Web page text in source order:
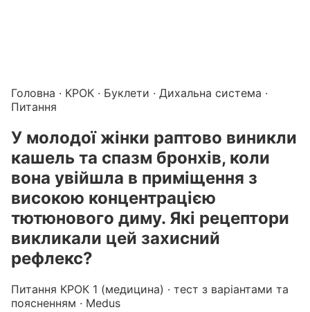
Головна · КРОК · Буклети · Дихальна система ·
Питання
У молодої жінки раптово виникли
кашель та спазм бронхів, коли
вона увійшла в приміщення з
високою концентрацією
тютюнового диму. Які рецептори
викликали цей захисний
рефлекс?
Питання КРОК 1 (медицина) · тест з варіантами та
поясненням · Medus